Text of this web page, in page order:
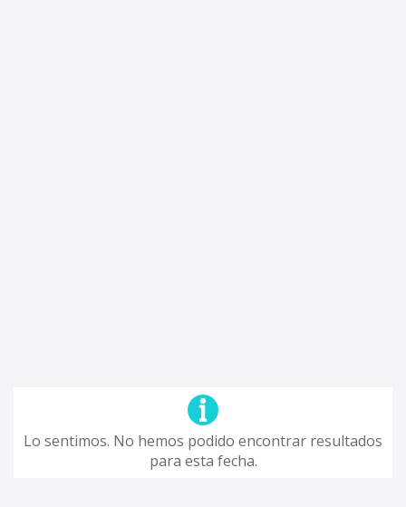
Lo sentimos. No hemos podido encontrar resultados
para esta fecha.